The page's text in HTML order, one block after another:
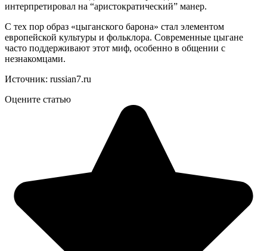
интерпретировал на “аристократический” манер.
С тех пор образ «цыганского барона» стал элементом
европейской культуры и фольклора. Современные цыгане
часто поддерживают этот миф, особенно в общении с
незнакомцами.
Источник: russian7.ru
Оцените статью